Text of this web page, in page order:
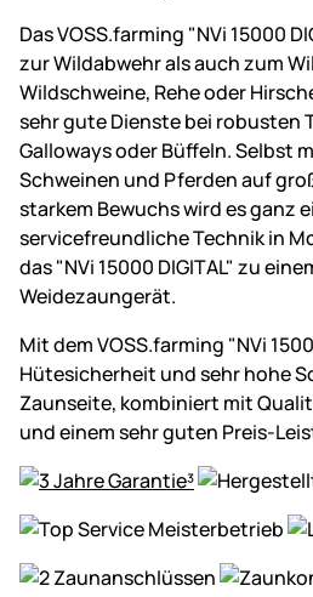
Das VOSS.farming "NVi 15000
zur Wildabwehr als auch zum
Wildschweine, Rehe oder
sehr gute Dienste bei robusten
Galloways oder Büffeln. Selbst
Schweinen und Pferden auf
starkem Bewuchs wird es ganz
servicefreundliche Technik in
das "NVi 15000 DIGITAL" zu
Weidezaungerät.
Mit dem VOSS.farming "NVi
Hütesicherheit und sehr hohe
Zaunseite, kombiniert mit
und einem sehr guten Preis-